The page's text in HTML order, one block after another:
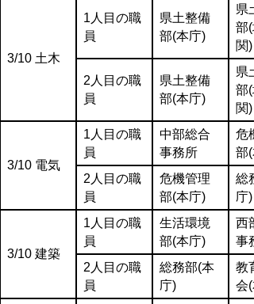
3/10 土木
1人目の職
員
県土整備
部(本庁)
県
部(
関)
2人目の職
員
県土整備
部(本庁)
県
部(
関)
3/10 電気
1人目の職
員
中部総合
事務所
危
部(
2人目の職
員
危機管理
部(本庁)
総
庁)
3/10 建築
1人目の職
員
生活環境
部(本庁)
西
事
2人目の職
員
総務部(本
庁)
教
会(